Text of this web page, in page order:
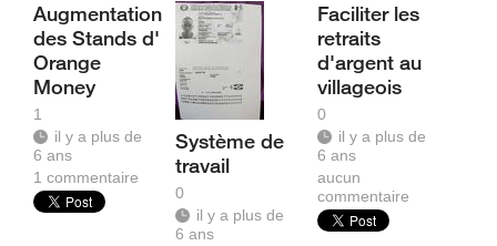
Augmentation
des Stands d'
Orange
Money
1
il y a plus de
6 ans
1 commentaire
Système de
travail
0
il y a plus de
6 ans
Faciliter les
retraits
d'argent au
villageois
0
il y a plus de
6 ans
aucun
commentaire